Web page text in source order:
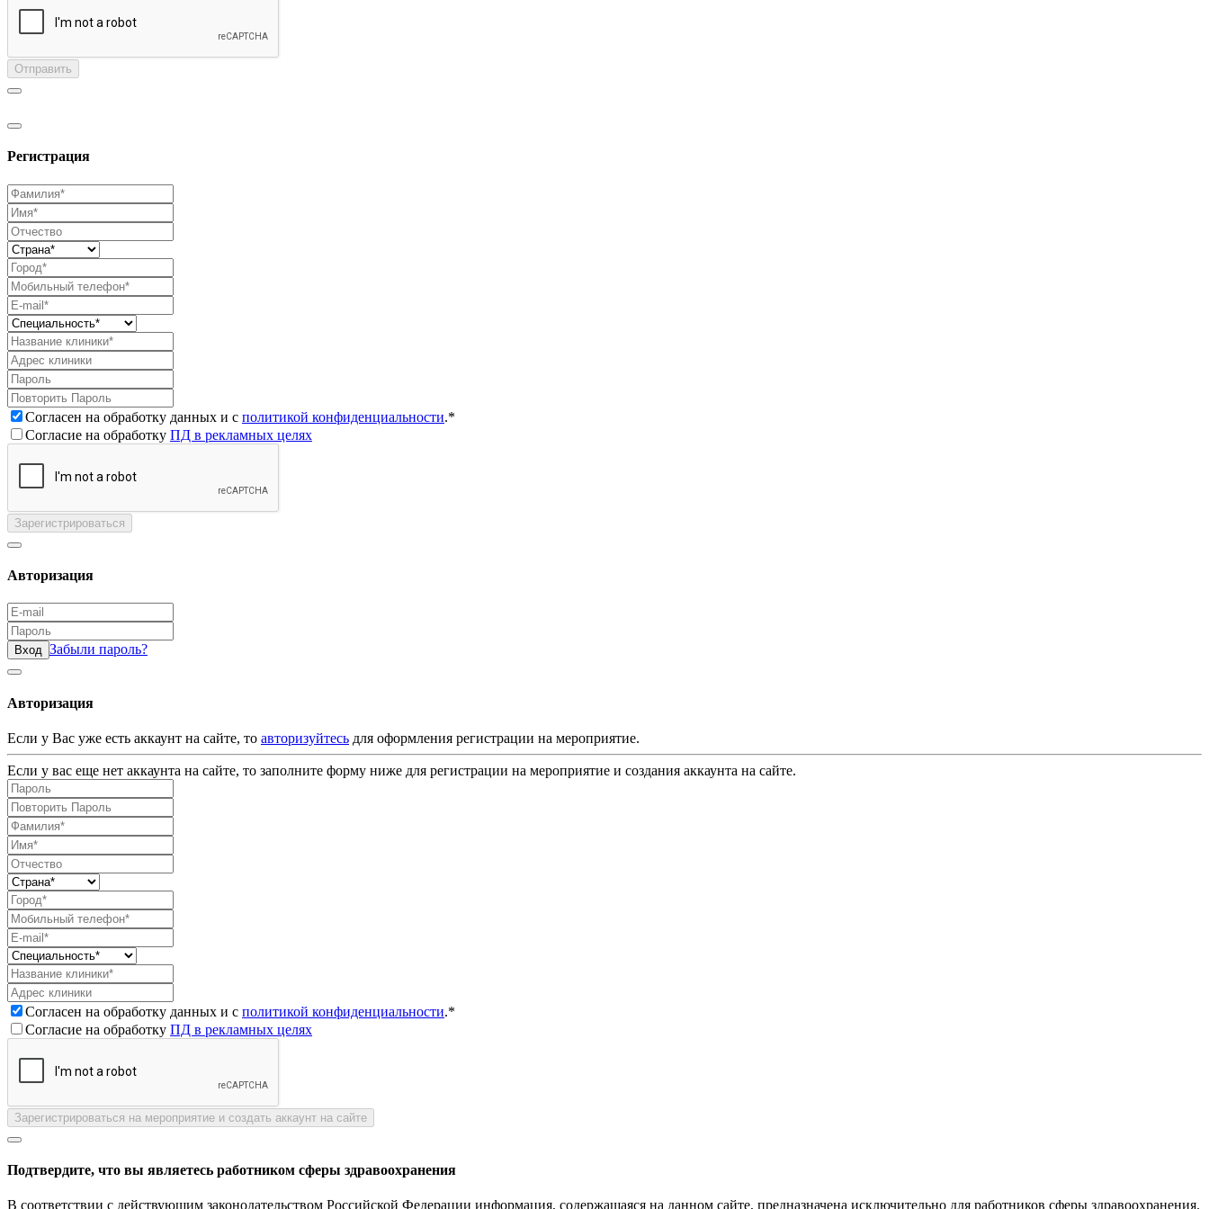
Отправить
Регистрация
Согласен на обработку данных и с политикой конфиденциальности.*
Согласие на обработку ПД в рекламных целях
Зарегистрироваться
Авторизация
Вход Забыли пароль?
Авторизация
Если у Вас уже есть аккаунт на сайте, то авторизуйтесь для оформления регистрации на мероприятие.
Если у вас еще нет аккаунта на сайте, то заполните форму ниже для регистрации на мероприятие и создания аккаунта на сайте.
Согласен на обработку данных и с политикой конфиденциальности.*
Согласие на обработку ПД в рекламных целях
Зарегистрироваться на мероприятие и создать аккаунт на сайте
Подтвердите, что вы являетесь работником сферы здравоохранения
В соответствии с действующим законодательством Российской Федерации информация, содержащаяся на данном сайте, предназначена исключительно для работников сферы здравоохранения.